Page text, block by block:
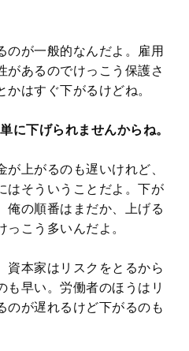
のが一般的なんだよ。雇用
があるのでけっこう保護さ
はすぐ下がるけどね。
に下げられませんからね。
上がるのも遅いけれど、
はそういうことだよ。下が
俺の順番はまだか、上げる
こう多いんだよ。
資本家はリスクをとるから
も早い。労働者のほうはリ
のが遅れるけど下がるのも